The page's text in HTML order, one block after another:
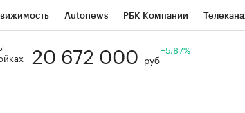
Autonews РБК Компании
Национальные проекты
20 672 000 руб
+5.87%